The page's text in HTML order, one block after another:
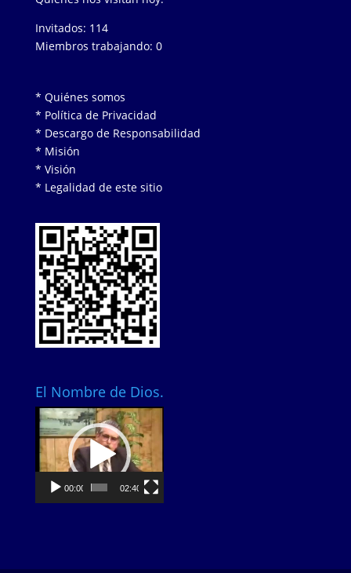
Invitados: 114
Miembros trabajando: 0
* Quiénes somos
* Política de Privacidad
* Descargo de Responsabilidad
* Misión
* Visión
* Legalidad de este sitio
El Nombre de Dios.
Video
Player
00:00 02:40